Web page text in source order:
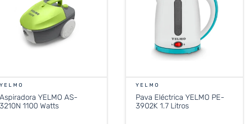
YELMO
Aspiradora YELMO AS-
3210N 1100 Watts
YELMO
Pava Eléctrica YELMO PE-
3902K 1.7 Litros